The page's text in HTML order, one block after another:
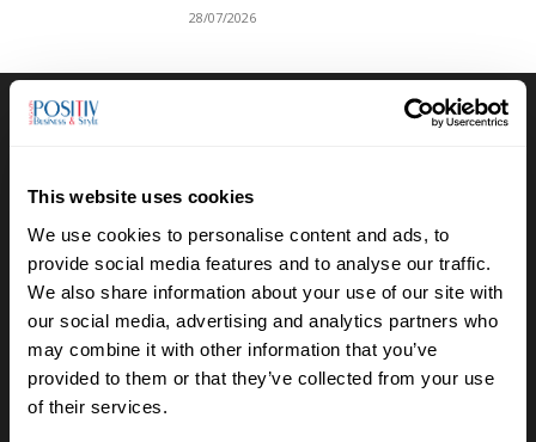
This website uses cookies
We use cookies to personalise content and ads, to
provide social media features and to analyse our traffic.
We also share information about your use of our site with
our social media, advertising and analytics partners who
may combine it with other information that you’ve
provided to them or that they’ve collected from your use
of their services.
28/07/2026
Anna Vojtková vybudovala značku
dětmi
28/07/2026
Lucie Romanovská buduje v Beskydech
sad pro samosběr
16/07/2026